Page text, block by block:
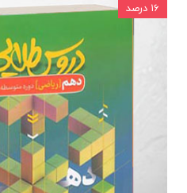
۱۶ درصد